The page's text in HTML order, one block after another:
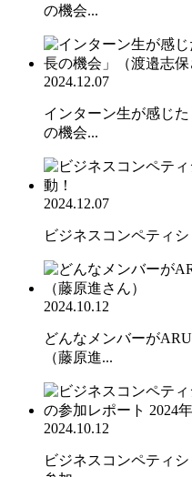
の機会...
2024.12.07
インターン生が感じ
の機会...
2024.12.07
ビジネスコンペティ
2024.10.12
どんなメンバーが
（藤原進...
2024.10.12
ビジネスコンペティ